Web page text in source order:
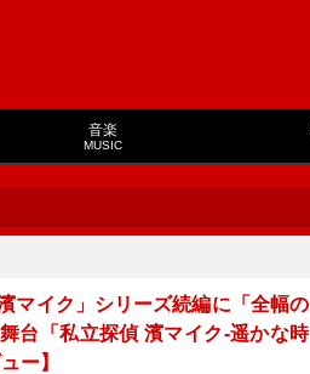
音楽
MUSIC
マイク」シリーズ続編に「全幅の
台「私立探偵 濱マイク-遥かな時
ー】